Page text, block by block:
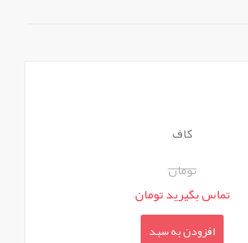
کاف
تومان
تماس بگیرید تومان
افزودن به سبد